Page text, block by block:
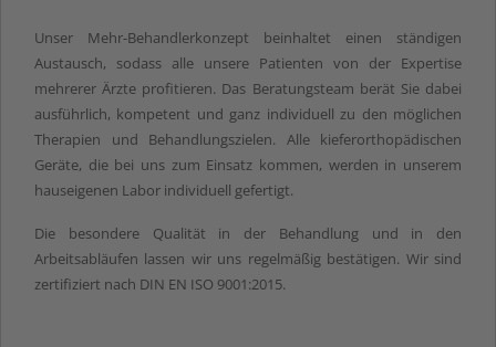
Unser Mehr-Behandlerkonzept beinhaltet einen ständigen
Austausch, sodass alle unsere Patienten von der Expertise
mehrerer Ärzte profitieren. Das Beratungsteam berät Sie dabei
ausführlich, kompetent und ganz individuell zu den möglichen
Therapien und Behandlungszielen. Alle kieferorthopädischen
Geräte, die bei uns zum Einsatz kommen, werden in unserem
hauseigenen Labor individuell gefertigt.
Die besondere Qualität in der Behandlung und in den
Arbeitsabläufen lassen wir uns regelmäßig bestätigen. Wir sind
zertifiziert nach DIN EN ISO 9001:2015.